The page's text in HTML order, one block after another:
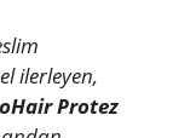
ilerleyen,
Protez